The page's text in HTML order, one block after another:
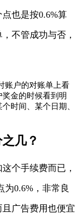
也是按0.6%算
不管成功与否，
账户的对账单上看
金的时候看到明
时间、某个日期、
几？
个手续费而已，
0.6%，非常良
广告费用也便宜